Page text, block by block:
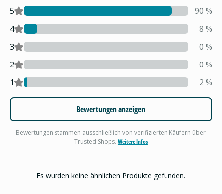
5
90 %
4
8 %
3
0 %
2
0 %
1
2 %
Bewertungen anzeigen
Bewertungen stammen ausschließlich von verifizierten Käufern über
Trusted Shops. Weitere Infos
Es wurden keine ähnlichen Produkte gefunden.